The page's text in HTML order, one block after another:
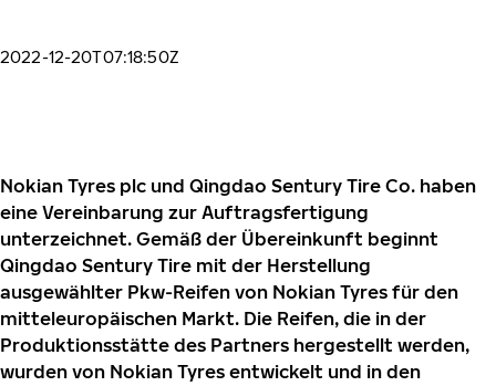
2022-12-20T07:18:50Z
Nokian Tyres plc und Qingdao Sentury Tire Co. haben
eine Vereinbarung zur Auftragsfertigung
unterzeichnet. Gemäß der Übereinkunft beginnt
Qingdao Sentury Tire mit der Herstellung
ausgewählter Pkw-Reifen von Nokian Tyres für den
mitteleuropäischen Markt. Die Reifen, die in der
Produktionsstätte des Partners hergestellt werden,
wurden von Nokian Tyres entwickelt und in den